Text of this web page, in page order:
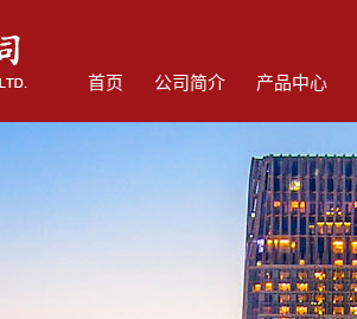
首页 公司简介 产品中心